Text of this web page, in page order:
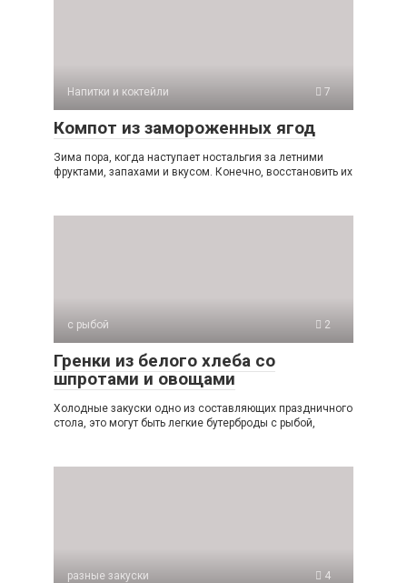
Напитки и коктейли 7
Компот из замороженных ягод
Зима пора, когда наступает ностальгия за летними
фруктами, запахами и вкусом. Конечно, восстановить их
с рыбой 2
Гренки из белого хлеба со
шпротами и овощами
Холодные закуски одно из составляющих праздничного
стола, это могут быть легкие бутерброды с рыбой,
разные закуски 4